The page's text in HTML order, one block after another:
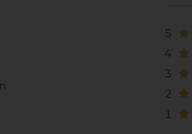
5
4
3
2
1